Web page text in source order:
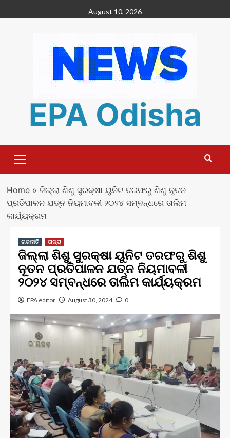
to
August 10, 2026
EPA Odisha
Menu
Home» ଜିଲ୍ଲା ଶିଶୁ ସୁରକ୍ଷା ୟୁନିଟ ତରଫରୁ ଶିଶୁ ନୂତନ
ପ୍ରତିପାଳନ ଯତ୍ନ ନିୟମାବଳୀ ୨୦୨୪ ସମ୍ବନ୍ଧରେ ତାଲିମ
କାର୍ଯ୍ୟକ୍ରମ
ରାଜନୀତି ରାଜ୍ୟ
ଜିଲ୍ଲା ଶିଶୁ ସୁରକ୍ଷା ୟୁନିଟ ତରଫରୁ ଶିଶୁ
ନୂତନ ପ୍ରତିପାଳନ ଯତ୍ନ ନିୟମାବଳୀ
୨୦୨୪ ସମ୍ବନ୍ଧରେ ତାଲିମ କାର୍ଯ୍ୟକ୍ରମ
EPA editor August 30, 2024 0